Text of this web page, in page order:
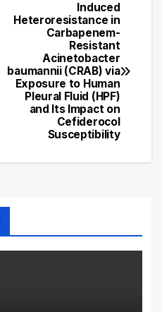
Induced
Heteroresistance in
Carbapenem-
Resistant
Acinetobacter
baumannii (CRAB) via
Exposure to Human
Pleural Fluid (HPF)
and Its Impact on
Cefiderocol
Susceptibility